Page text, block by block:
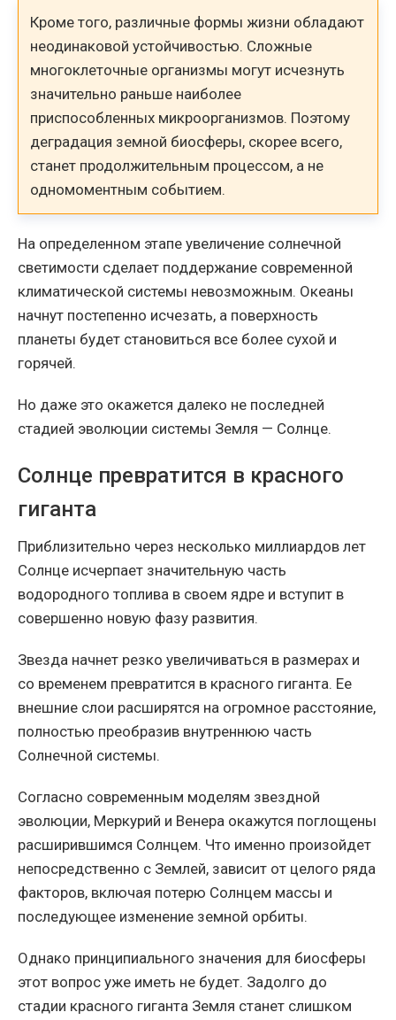
Кроме того, различные формы жизни обладают
неодинаковой устойчивостью. Сложные
многоклеточные организмы могут исчезнуть
значительно раньше наиболее
приспособленных микроорганизмов. Поэтому
деградация земной биосферы, скорее всего,
станет продолжительным процессом, а не
одномоментным событием.
На определенном этапе увеличение солнечной
светимости сделает поддержание современной
климатической системы невозможным. Океаны
начнут постепенно исчезать, а поверхность
планеты будет становиться все более сухой и
горячей.
Но даже это окажется далеко не последней
стадией эволюции системы Земля — Солнце.
Солнце превратится в красного
гиганта
Приблизительно через несколько миллиардов лет
Солнце исчерпает значительную часть
водородного топлива в своем ядре и вступит в
совершенно новую фазу развития.
Звезда начнет резко увеличиваться в размерах и
со временем превратится в красного гиганта. Ее
внешние слои расширятся на огромное расстояние,
полностью преобразив внутреннюю часть
Солнечной системы.
Согласно современным моделям звездной
эволюции, Меркурий и Венера окажутся поглощены
расширившимся Солнцем. Что именно произойдет
непосредственно с Землей, зависит от целого ряда
факторов, включая потерю Солнцем массы и
последующее изменение земной орбиты.
Однако принципиального значения для биосферы
этот вопрос уже иметь не будет. Задолго до
стадии красного гиганта Земля станет слишком